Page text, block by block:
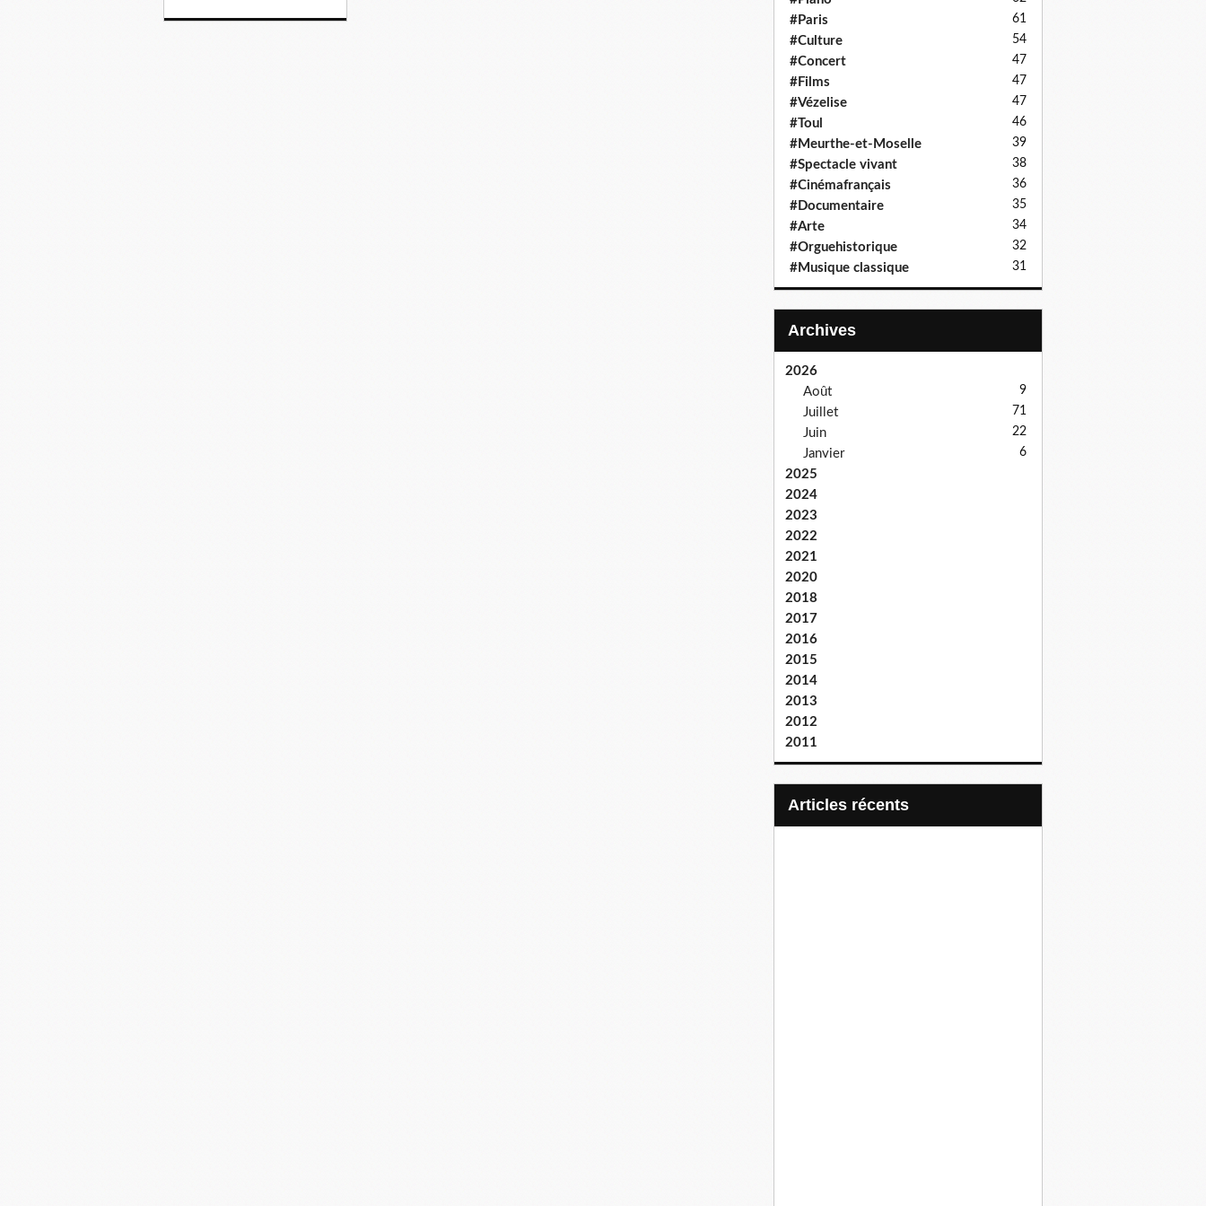
#Paris 61
#Culture 54
#Concert 47
#Films 47
#Vézelise 47
#Toul 46
#Meurthe-et-Moselle 39
#Spectacle vivant 38
#Cinémafrançais 36
#Documentaire 35
#Arte 34
#Orguehistorique 32
#Musique classique 31
Archives
2026
Août
9
Juillet 71
Juin 22
Janvier 6
2025
2024
2023
2022
2021
2020
2018
2017
2016
2015
2014
2013
2012
2011
articles récents